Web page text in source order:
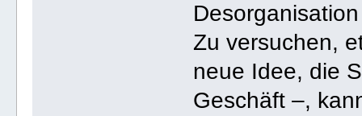
Zu versuchen,
neue Idee, die
Geschäft –,